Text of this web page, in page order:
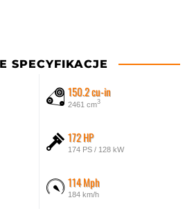
SPECYFIKACJE
150.2 cu-in
2461 cm3
172 HP
174 PS / 128 kW
114 Mph
184 km/h